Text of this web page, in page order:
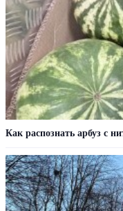
Как распознать арбуз с